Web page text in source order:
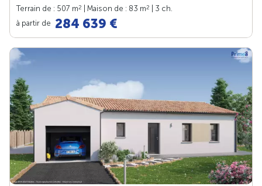
Terrain de : 507 m2 | Maison de : 83 m2
| 3 ch.
à partir de 284 639 €